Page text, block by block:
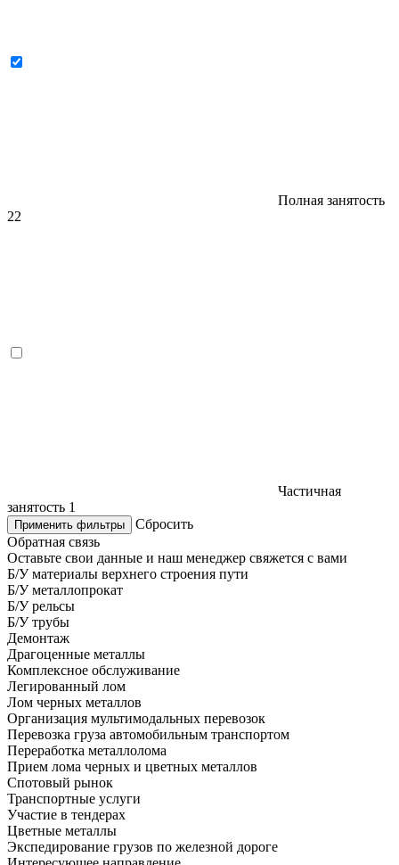
Полная занятость
22
Частичная
занятость 1
Применить фильтры
Сбросить
Обратная связь
Оставьте свои данные и наш менеджер свяжется с вами
Б/У материалы верхнего строения пути
Б/У металлопрокат
Б/У рельсы
Б/У трубы
Демонтаж
Драгоценные металлы
Комплексное обслуживание
Легированный лом
Лом черных металлов
Организация мультимодальных перевозок
Перевозка груза автомобильным транспортом
Переработка металлолома
Прием лома черных и цветных металлов
Спотовый рынок
Транспортные услуги
Участие в тендерах
Цветные металлы
Экспедирование грузов по железной дороге